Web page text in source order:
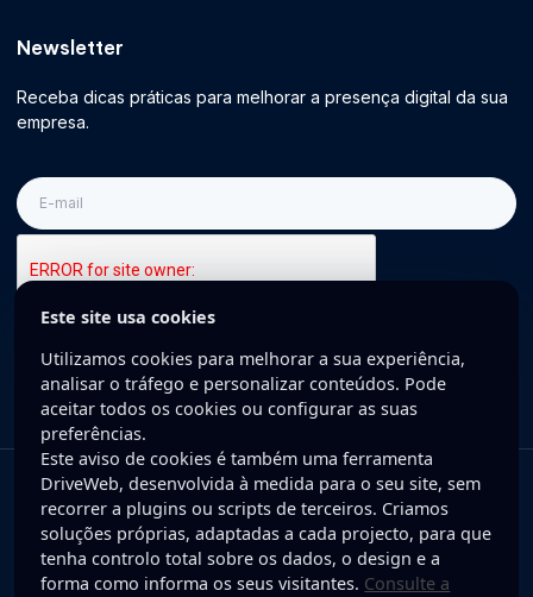
Newsletter
Receba dicas práticas para melhorar a presença digital da sua
empresa.
E-
mail
Inscreva-se
Copyright © 2025 DriveWeb. Todos os direitos reservados. Desenvolvido
por DriveWeb.
Política de Privacidade
Este site usa cookies
Utilizamos cookies para melhorar a sua experiência,
analisar o tráfego e personalizar conteúdos. Pode
aceitar todos os cookies ou configurar as suas
preferências.
Este aviso de cookies é também uma ferramenta
DriveWeb, desenvolvida à medida para o seu site, sem
recorrer a plugins ou scripts de terceiros. Criamos
soluções próprias, adaptadas a cada projecto, para que
tenha controlo total sobre os dados, o design e a
forma como informa os seus visitantes. Consulte a